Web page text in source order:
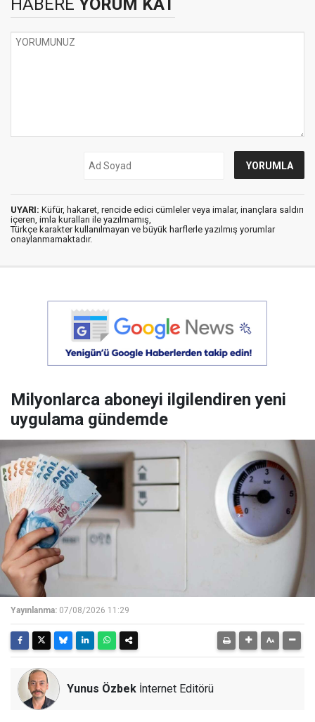
HABERE YORUM KAT
UYARI: Küfür, hakaret, rencide edici cümleler veya imalar, inançlara saldırı
içeren, imla kuralları ile yazılmamış,
Türkçe karakter kullanılmayan ve büyük harflerle yazılmış yorumlar
onaylanmamaktadır.
Milyonlarca aboneyi ilgilendiren yeni
uygulama gündemde
Yayınlanma: 07/08/2026 11:29
Yunus Özbek İnternet Editörü